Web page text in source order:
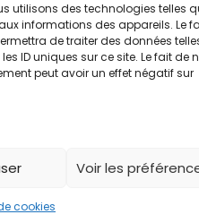
utilisons des technologies telles
informations des appareils. Le
de traiter des données
ID uniques sur ce site. Le fait de
peut avoir un effet négatif sur
Voir les
cookies